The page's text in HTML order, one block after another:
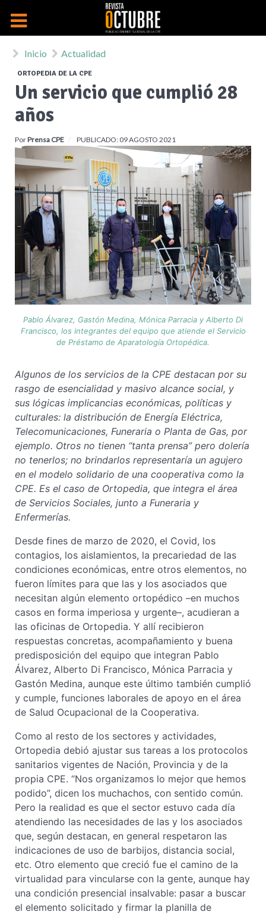
Inicio Actualidad
ORTOPEDIA DE LA CPE
Un servicio que cumplió 28
años
PorPrensa CPE PUBLICADO: 09 AGOSTO 2021
Pablo Álvarez, Gastón Medina, Mónica Parracia y Alberto Di
Francisco, los integrantes del equipo que atiende el Servicio
de Préstamo de Aparatología Ortopédica.
Algunos de los servicios de la CPE destacan por su
rasgo de esencialidad y masivo alcance social, y
sus lógicas implicancias económicas, políticas y
culturales: la distribución de Energía Eléctrica,
Telecomunicaciones, Funeraria o Planta de Gas, por
ejemplo. Otros no tienen “tanta prensa” pero dolería
no tenerlos; no brindarlos representaría un agujero
en el modelo solidario de una cooperativa como la
CPE. Es el caso de Ortopedia, que integra el área
de Servicios Sociales, junto a Funeraria y
Enfermerías.
Desde fines de marzo de 2020, el Covid, los
contagios, los aislamientos, la precariedad de las
condiciones económicas, entre otros elementos, no
fueron límites para que las y los asociados que
necesitan algún elemento ortopédico –en muchos
casos en forma imperiosa y urgente–, acudieran a
las oficinas de Ortopedia. Y allí recibieron
respuestas concretas, acompañamiento y buena
predisposición del equipo que integran Pablo
Álvarez, Alberto Di Francisco, Mónica Parracia y
Gastón Medina, aunque este último también cumplió
y cumple, funciones laborales de apoyo en el área
de Salud Ocupacional de la Cooperativa.
Como al resto de los sectores y actividades,
Ortopedia debió ajustar sus tareas a los protocolos
sanitarios vigentes de Nación, Provincia y de la
propia CPE. “Nos organizamos lo mejor que hemos
podido”, dicen los muchachos, con sentido común.
Pero la realidad es que el sector estuvo cada día
atendiendo las necesidades de las y los asociados
que, según destacan, en general respetaron las
indicaciones de uso de barbijos, distancia social,
etc. Otro elemento que creció fue el camino de la
virtualidad para vincularse con la gente, aunque hay
una condición presencial insalvable: pasar a buscar
el elemento solicitado y firmar la planilla de